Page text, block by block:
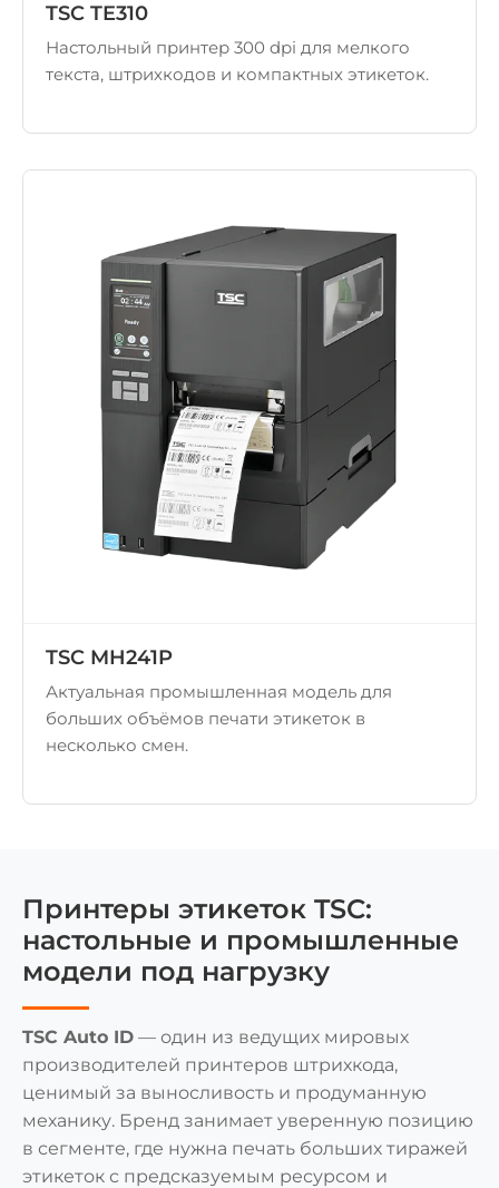
TSC TE310
Настольный принтер 300 dpi для мелкого
текста, штрихкодов и компактных этикеток.
TSC MH241P
Актуальная промышленная модель для
больших объёмов печати этикеток в
несколько смен.
Принтеры этикеток TSC:
настольные и промышленные
модели под нагрузку
TSC Auto ID — один из ведущих мировых
производителей принтеров штрихкода,
ценимый за выносливость и продуманную
механику. Бренд занимает уверенную позицию
в сегменте, где нужна печать больших тиражей
этикеток с предсказуемым ресурсом и